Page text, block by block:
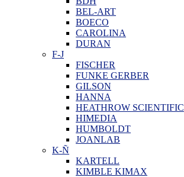
BEL-ART
BOECO
CAROLINA
DURAN
F-J
FISCHER
FUNKE GERBER
GILSON
HANNA
HEATHROW SCIENTIFIC
HIMEDIA
HUMBOLDT
JOANLAB
K-Ñ
KARTELL
KIMBLE KIMAX